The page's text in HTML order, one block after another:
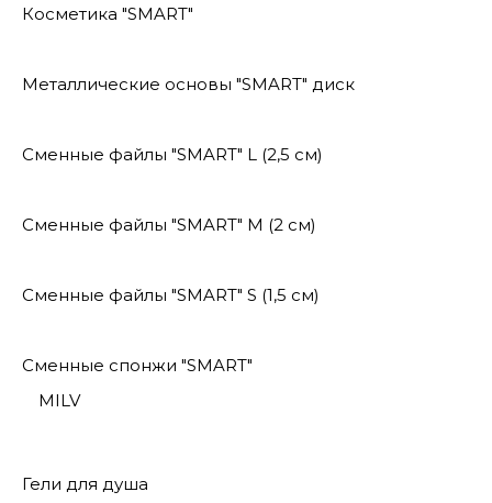
Косметика "SMART"
Металлические основы "SMART" диск
Сменные файлы "SMART" L (2,5 см)
Сменные файлы "SMART" M (2 см)
Сменные файлы "SMART" S (1,5 см)
Сменные спонжи "SMART"
MILV
Гели для душа